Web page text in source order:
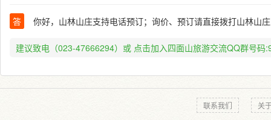
答 你好，山林山庄支持电话预订；询价、预订请直接拨打山林山
建议致电（023-47666294）或 点击加入四面山旅游交流QQ群号码
联系我们 关